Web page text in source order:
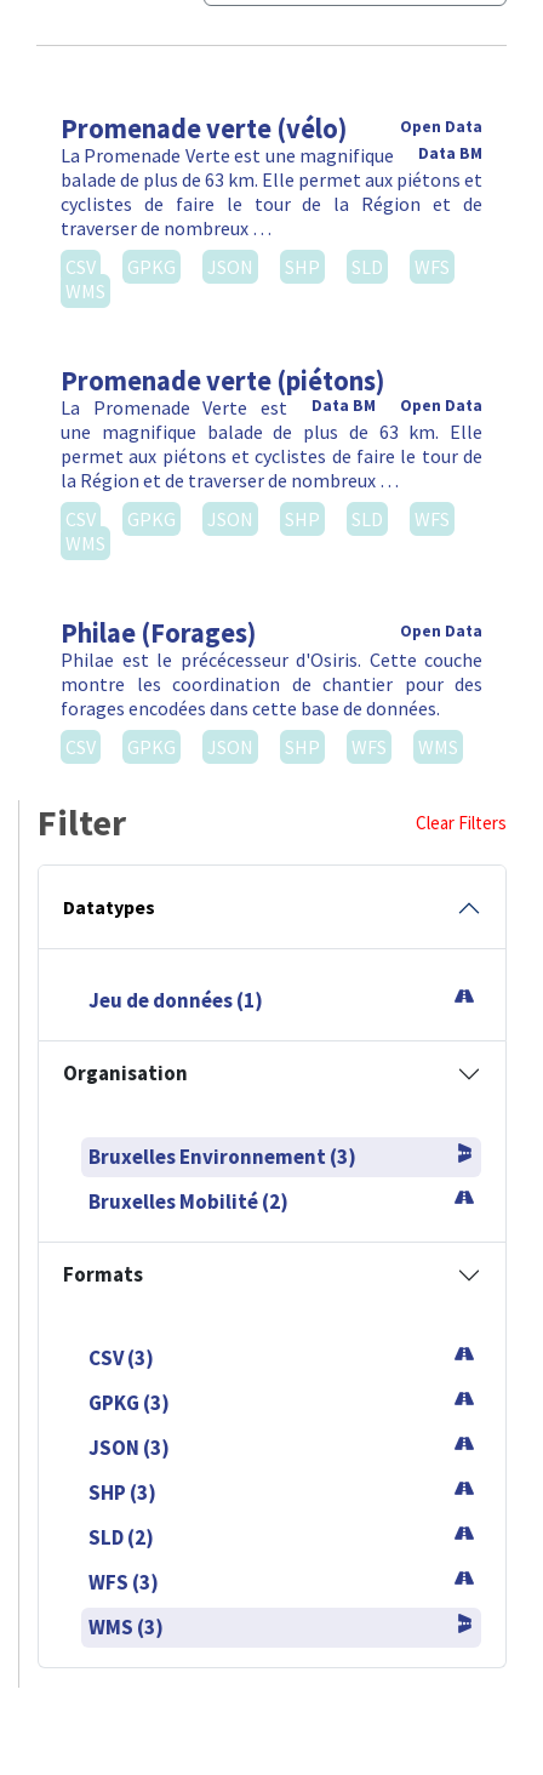
Promenade verte (vélo)
Open Data
Data BM
La Promenade Verte est une magnifique
balade de plus de 63 km. Elle permet aux piétons et
cyclistes de faire le tour de la Région et de
traverser de nombreux …
CSV
GPKG JSON SHP SLD
WFS
WMS
Promenade verte (piétons)
Open Data
Data BM
La Promenade Verte est
une magnifique balade de plus de 63 km. Elle
permet aux piétons et cyclistes de faire le tour de
la Région et de traverser de nombreux …
CSV
GPKG JSON SHP SLD
WFS
WMS
Philae (Forages) Open Data
Philae est le précécesseur d'Osiris. Cette couche
montre les coordination de chantier pour des
forages encodées dans cette base de données.
CSV
GPKG JSON SHP WFS WMS
Filter Clear Filters
Datatypes
Jeu de données (1)
Organisation
Bruxelles Environnement (3)
Bruxelles Mobilité (2)
Formats
CSV (3)
GPKG (3)
JSON (3)
SHP (3)
SLD (2)
WFS (3)
WMS (3)